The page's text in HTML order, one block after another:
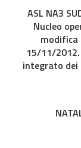
ASL NA3
Nucleo
modifica
15/11/
integrato